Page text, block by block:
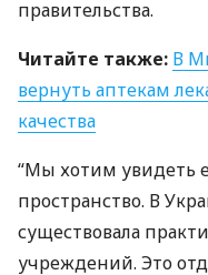
правительства.
Читайте также: В
вернуть аптекам
качества
“Мы хотим увидеть
пространство. В
существовала
учреждений. Это